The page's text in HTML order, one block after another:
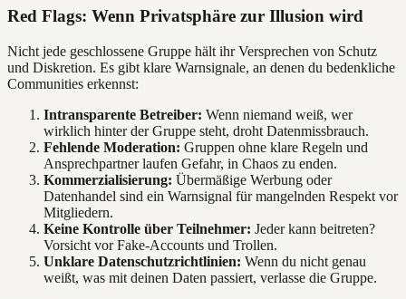
Red Flags: Wenn Privatsphäre zur Illusion wird
Nicht jede geschlossene Gruppe hält ihr Versprechen von Schutz
und Diskretion. Es gibt klare Warnsignale, an denen du bedenkliche
Communities erkennst:
Intransparente Betreiber: Wenn niemand weiß, wer
wirklich hinter der Gruppe steht, droht Datenmissbrauch.
Fehlende Moderation: Gruppen ohne klare Regeln und
Ansprechpartner laufen Gefahr, in Chaos zu enden.
Kommerzialisierung: Übermäßige Werbung oder
Datenhandel sind ein Warnsignal für mangelnden Respekt vor
Mitgliedern.
Keine Kontrolle über Teilnehmer: Jeder kann beitreten?
Vorsicht vor Fake-Accounts und Trollen.
Unklare Datenschutzrichtlinien: Wenn du nicht genau
weißt, was mit deinen Daten passiert, verlasse die Gruppe.